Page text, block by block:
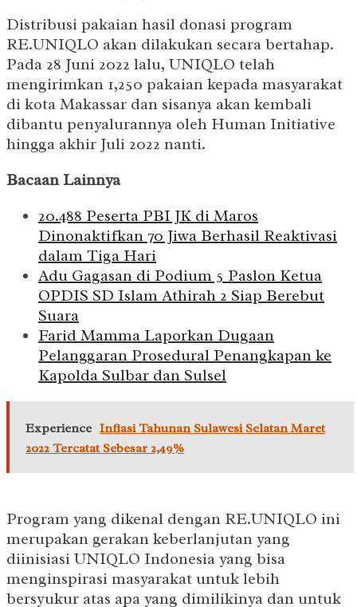
Distribusi pakaian hasil donasi program
RE.UNIQLO akan dilakukan secara bertahap.
Pada 28 Juni 2022 lalu, UNIQLO telah
mengirimkan 1,250 pakaian kepada masyarakat
di kota Makassar dan sisanya akan kembali
dibantu penyalurannya oleh Human Initiative
hingga akhir Juli 2022 nanti.
Bacaan Lainnya
20.488 Peserta PBI JK di Maros
Dinonaktifkan 70 Jiwa Berhasil Reaktivasi
dalam Tiga Hari
Adu Gagasan di Podium 5 Paslon Ketua
OPDIS SD Islam Athirah 2 Siap Berebut
Suara
Farid Mamma Laporkan Dugaan
Pelanggaran Prosedural Penangkapan ke
Kapolda Sulbar dan Sulsel
Experience Inflasi Tahunan Sulawesi Selatan Maret
2022 Tercatat Sebesar 2,49%
Program yang dikenal dengan RE.UNIQLO ini
merupakan gerakan keberlanjutan yang
diinisiasi UNIQLO Indonesia yang bisa
menginspirasi masyarakat untuk lebih
bersyukur atas apa yang dimilikinya dan untuk